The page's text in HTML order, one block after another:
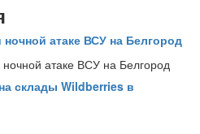
атаке ВСУ на Белгород
склады Wildberries в